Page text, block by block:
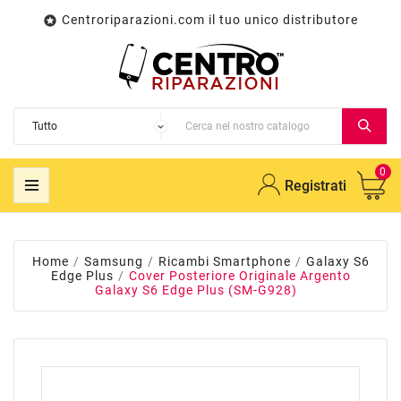
 Centroriparazioni.com il tuo unico distributore
Registrati
0
Home Samsung Ricambi Smartphone
Galaxy S6
Edge Plus
Cover Posteriore Originale Argento
Galaxy S6 Edge Plus (SM-G928)